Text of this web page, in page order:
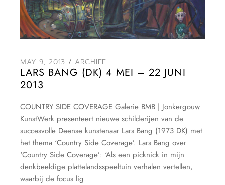
MAY 9, 2013 ARCHIEF
LARS BANG (DK) 4 MEI – 22 JUNI
2013
COUNTRY SIDE COVERAGE Galerie BMB | Jonkergouw
KunstWerk presenteert nieuwe schilderijen van de
succesvolle Deense kunstenaar Lars Bang (1973 DK) met
het thema ‘Country Side Coverage’. Lars Bang over
‘Country Side Coverage’: ‘Als een picknick in mijn
denkbeeldige plattelandsspeeltuin verhalen vertellen,
waarbij de focus lig